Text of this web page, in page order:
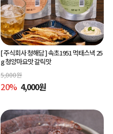
[ 주식회사 청해담 ]속초1951 먹태스낵 25
g 청양마요맛 갈릭맛
5,000원
20% 4,000원